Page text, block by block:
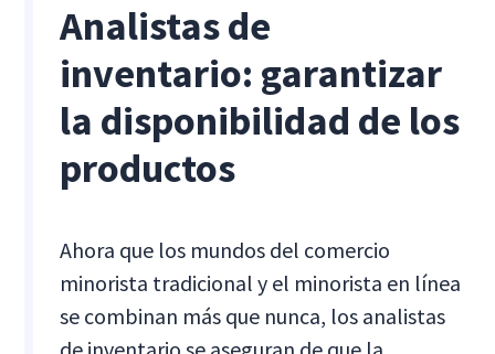
Analistas de
inventario: garantizar
la disponibilidad de los
productos
Ahora que los mundos del comercio
minorista tradicional y el minorista en línea
se combinan más que nunca, los analistas